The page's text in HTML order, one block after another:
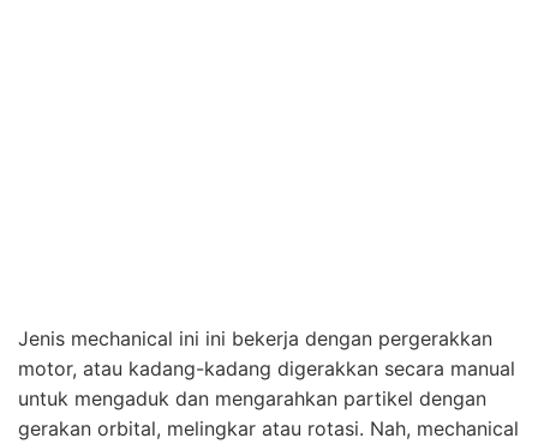
Jenis mechanical ini ini bekerja dengan pergerakkan
motor, atau kadang-kadang digerakkan secara manual
untuk mengaduk dan mengarahkan partikel dengan
gerakan orbital, melingkar atau rotasi. Nah, mechanical